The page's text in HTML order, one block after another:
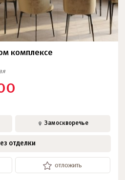
комплексе
Замоскворечье
отделки
отложить